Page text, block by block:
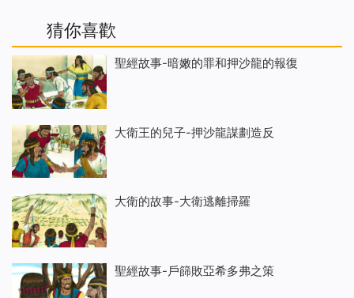
猜你喜歡
聖經故事-暗嫩的罪和押沙龍的報復
大衛王的兒子-押沙龍謀劃造反
大衛的故事-大衛逃離掃羅
聖經故事-戶篩敗亞希多弗之策